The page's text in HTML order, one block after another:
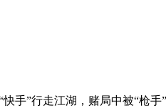
手”行走江湖，赌局中被“枪